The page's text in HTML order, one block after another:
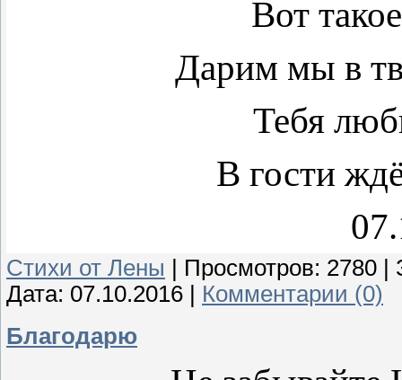
Вот
Дарим мы в
Тебя
В гости
Стихи от Лены Просмотров: 2780
Дата: 07.10.2016
Комментарии (0)
Благодарю